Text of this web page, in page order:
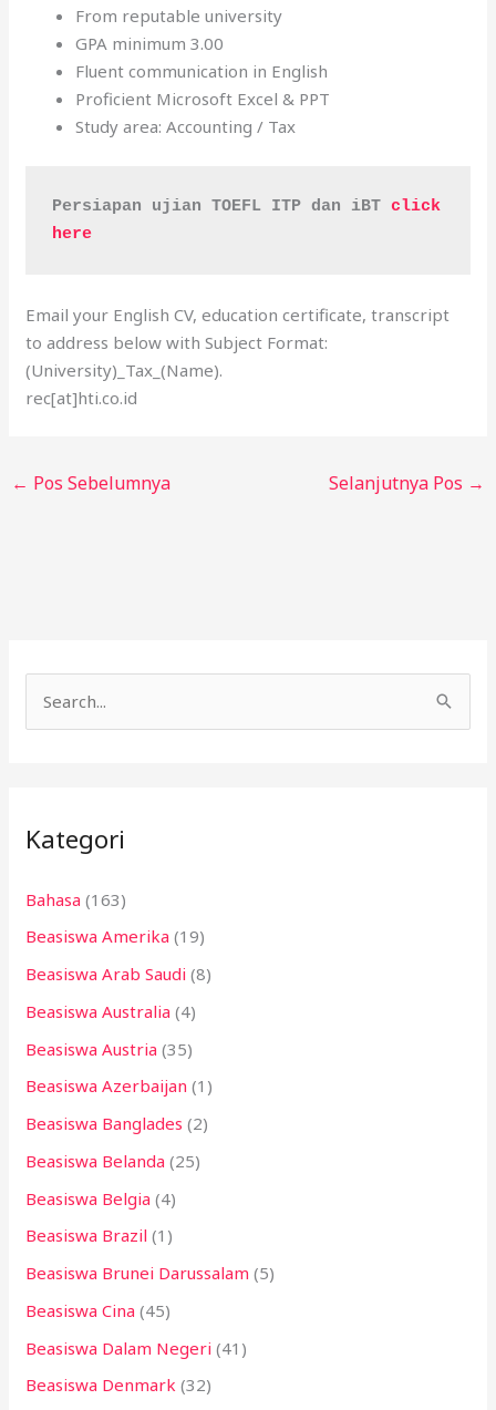
From reputable university
GPA minimum 3.00
Fluent communication in English
Proficient Microsoft Excel & PPT
Study area: Accounting / Tax
Persiapan ujian TOEFL ITP dan iBT click
here
Email your English CV, education certificate, transcript
to address below with Subject Format:
(University)_Tax_(Name).
rec[at]hti.co.id
← Pos Sebelumnya Selanjutnya Pos →
u
t
u
k
:
Kategori
Bahasa (163)
Beasiswa Amerika (19)
Beasiswa Arab Saudi (8)
Beasiswa Australia (4)
Beasiswa Austria (35)
Beasiswa Azerbaijan (1)
Beasiswa Banglades (2)
Beasiswa Belanda (25)
Beasiswa Belgia (4)
Beasiswa Brazil (1)
Beasiswa Brunei Darussalam (5)
Beasiswa Cina (45)
Beasiswa Dalam Negeri (41)
Beasiswa Denmark (32)